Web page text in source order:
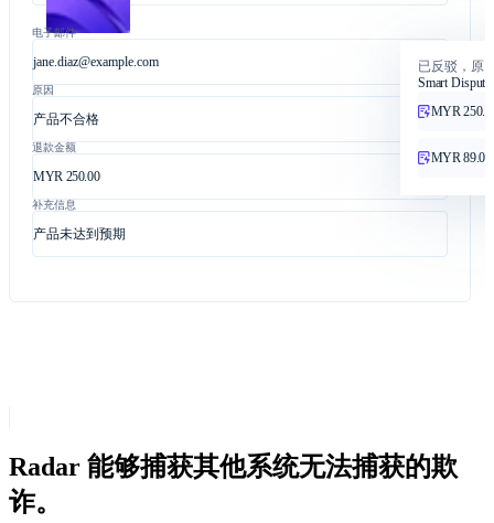
电子邮件
jane.diaz@example.com
原因
产品不合格
退款金额
MYR 250.00
补充信息
产品未达到预期
已反驳，原
Smart
MYR
MYR 89.00
Radar 能够捕获其他系统无法捕获的欺
诈。